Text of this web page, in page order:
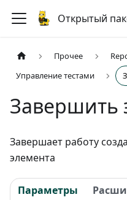
Открытый
Прочее
Управление тестами
Завершить
Завершает работу
элемента
Параметры